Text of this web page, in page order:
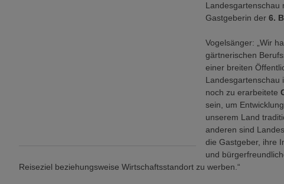
Landesgartenschau
Gastgeberin der 6.
Vogelsänger: „Wir
gärtnerischen
einer breiten
Landesgartenschau
noch zu erarbeitete
sein, um
unserem Land
anderen sind
die Gastgeber, ihre
und
Reiseziel beziehungsweise Wirtschaftsstandort zu werben.“